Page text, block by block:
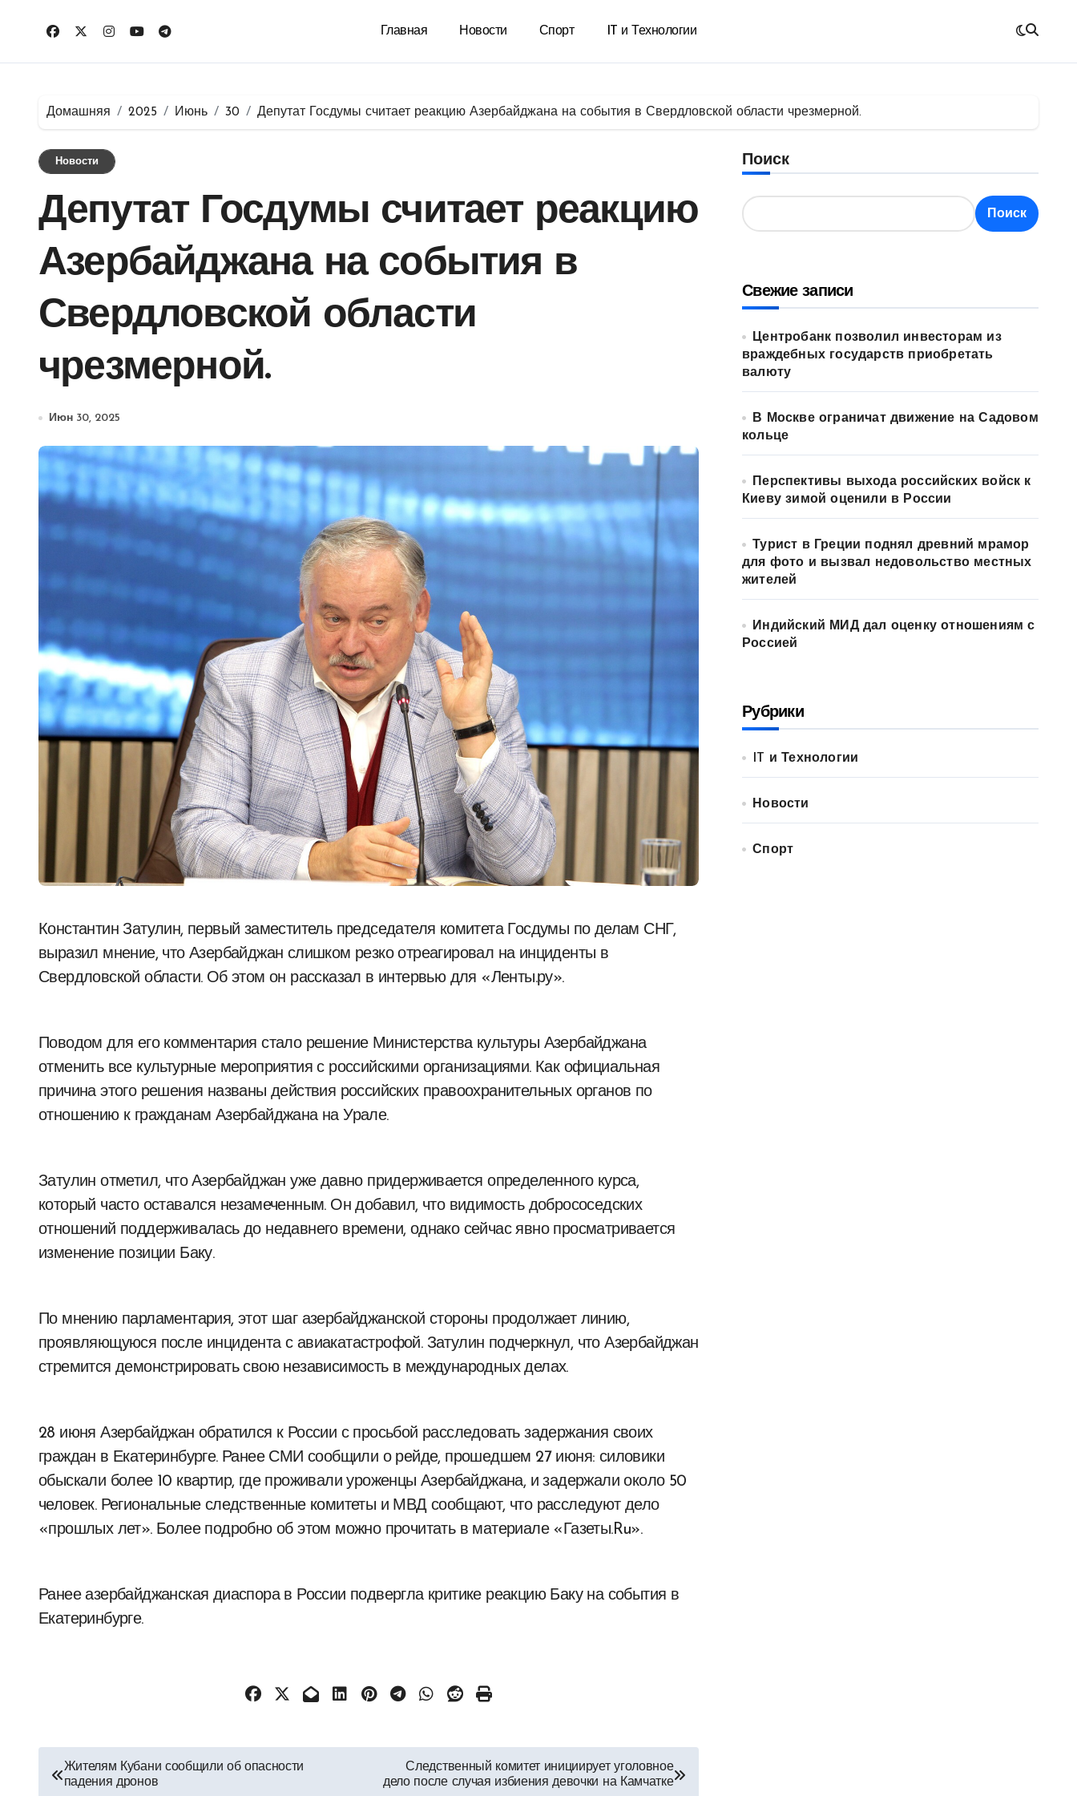
Главная Новости Спорт IT и Технологии
Домашняя 2025 Июнь 30 Депутат Госдумы считает реакцию Азербайджана на события в Свердловской области чрезмерной.
Новости
Депутат Госдумы считает реакцию
Азербайджана на события в
Свердловской области
чрезмерной.
Июн 30, 2025
Константин Затулин, первый заместитель председателя комитета Госдумы по делам СНГ,
выразил мнение, что Азербайджан слишком резко отреагировал на инциденты в
Свердловской области. Об этом он рассказал в интервью для «Ленты.ру».
Поводом для его комментария стало решение Министерства культуры Азербайджана
отменить все культурные мероприятия с российскими организациями. Как официальная
причина этого решения названы действия российских правоохранительных органов по
отношению к гражданам Азербайджана на Урале.
Затулин отметил, что Азербайджан уже давно придерживается определенного курса,
который часто оставался незамеченным. Он добавил, что видимость добрососедских
отношений поддерживалась до недавнего времени, однако сейчас явно просматривается
изменение позиции Баку.
По мнению парламентария, этот шаг азербайджанской стороны продолжает линию,
проявляющуюся после инцидента с авиакатастрофой. Затулин подчеркнул, что Азербайджан
стремится демонстрировать свою независимость в международных делах.
28 июня Азербайджан обратился к России с просьбой расследовать задержания своих
граждан в Екатеринбурге. Ранее СМИ сообщили о рейде, прошедшем 27 июня: силовики
обыскали более 10 квартир, где проживали уроженцы Азербайджана, и задержали около 50
человек. Региональные следственные комитеты и МВД сообщают, что расследуют дело
«прошлых лет». Более подробно об этом можно прочитать в материале «Газеты.Ru».
Ранее азербайджанская диаспора в России подвергла критике реакцию Баку на события в
Екатеринбурге.
Навигация
Жителям Кубани сообщили об опасности
падения дронов
Следственный комитет инициирует уголовное
дело после случая избиения девочки на Камчатке
Поиск
Поиск
Свежие записи
Центробанк позволил инвесторам из
враждебных государств приобретать
валюту
В Москве ограничат движение на Садовом
кольце
Перспективы выхода российских войск к
Киеву зимой оценили в России
Турист в Греции поднял древний мрамор
для фото и вызвал недовольство местных
жителей
Индийский МИД дал оценку отношениям с
Россией
Рубрики
IT и Технологии
Новости
Спорт